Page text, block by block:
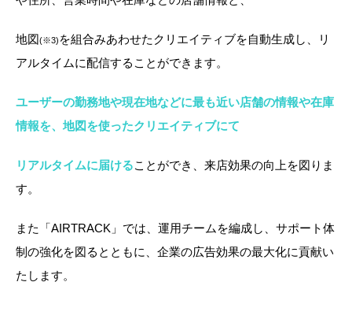
地図(※3) を組合みあわせたクリエイティブを自動生成し、リ
アルタイムに配信することができます。
ユーザーの勤務地や現在地などに最も近い店舗の情報や在庫
情報を、地図を使ったクリエイティブにて
リアルタイムに届けることができ、来店効果の向上を図りま
す。
また「AIRTRACK」では、運用チームを編成し、サポート体
制の強化を図るとともに、企業の広告効果の最大化に貢献い
たします。